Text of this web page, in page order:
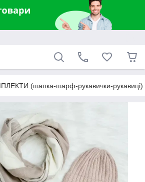
(шапка-шарф-рукавички-рукавиці)